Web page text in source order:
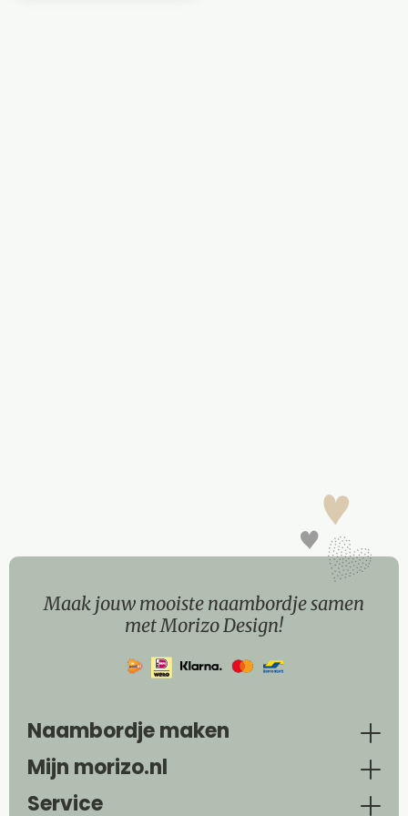
Maak jouw mooiste naambordje samen
met Morizo Design!
Naambordje maken
Mijn morizo.nl
Service